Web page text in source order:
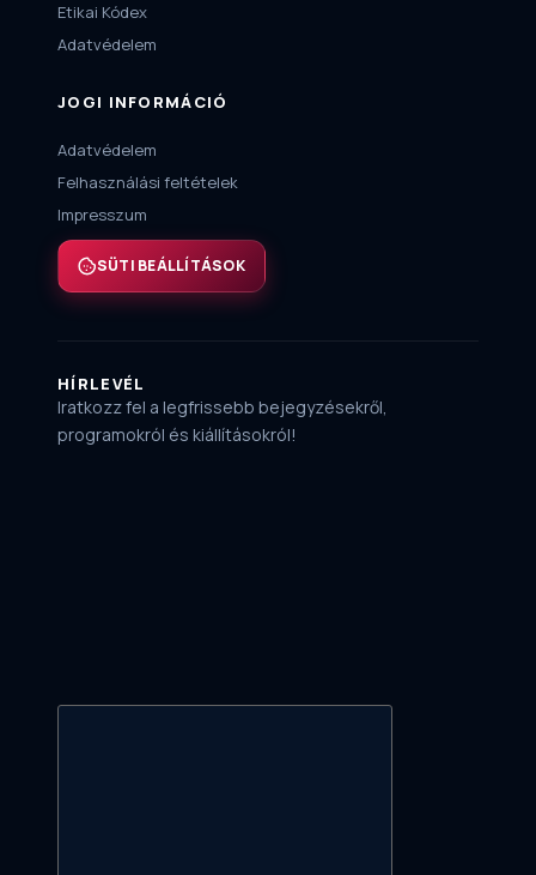
Etikai Kódex
Adatvédelem
JOGI INFORMÁCIÓ
Adatvédelem
Felhasználási feltételek
Impresszum
SÜTI BEÁLLÍTÁSOK
HÍRLEVÉL
Iratkozz fel a legfrissebb bejegyzésekről,
programokról és kiállításokról!